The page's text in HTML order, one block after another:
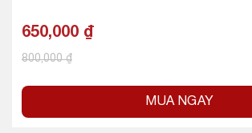
650,000 ₫
800,000₫
MUA NGAY